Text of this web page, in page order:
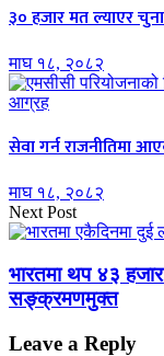
३० हजार मत ल्याएर
माघ १८, २०८२
सेवा गर्न राजनीतिमा
माघ १८, २०८२
Next Post
भारतमा थप ४३
सङ्क्रमणमुक्त
Leave a Reply